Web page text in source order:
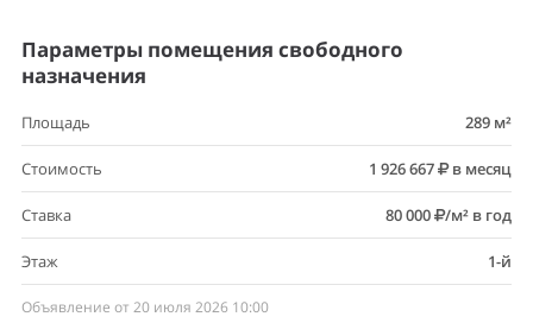
Параметры помещения свободного
назначения
Площадь 289 м²
Стоимость 1 926 667 в месяц
Ставка 80 000 /м² в год
Этаж 1-й
Объявление от 20 июля 2026 10:00